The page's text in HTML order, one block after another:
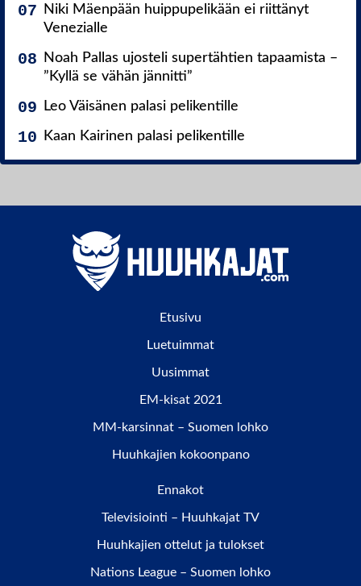
Niki Mäenpään huippupelikään ei riittänyt
Venezialle
Noah Pallas ujosteli supertähtien tapaamista –
”Kyllä se vähän jännitti”
Leo Väisänen palasi pelikentille
Kaan Kairinen palasi pelikentille
Etusivu
Luetuimmat
Uusimmat
EM-kisat 2021
MM-karsinnat – Suomen lohko
Huuhkajien kokoonpano
Ennakot
Televisiointi – Huuhkajat TV
Huuhkajien ottelut ja tulokset
Nations League – Suomen lohko